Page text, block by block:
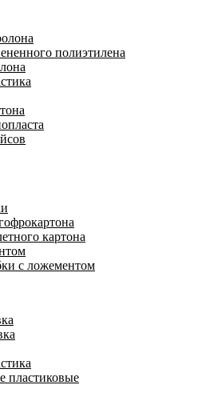
полиэтилена
картона
с ложементом
пластиковые